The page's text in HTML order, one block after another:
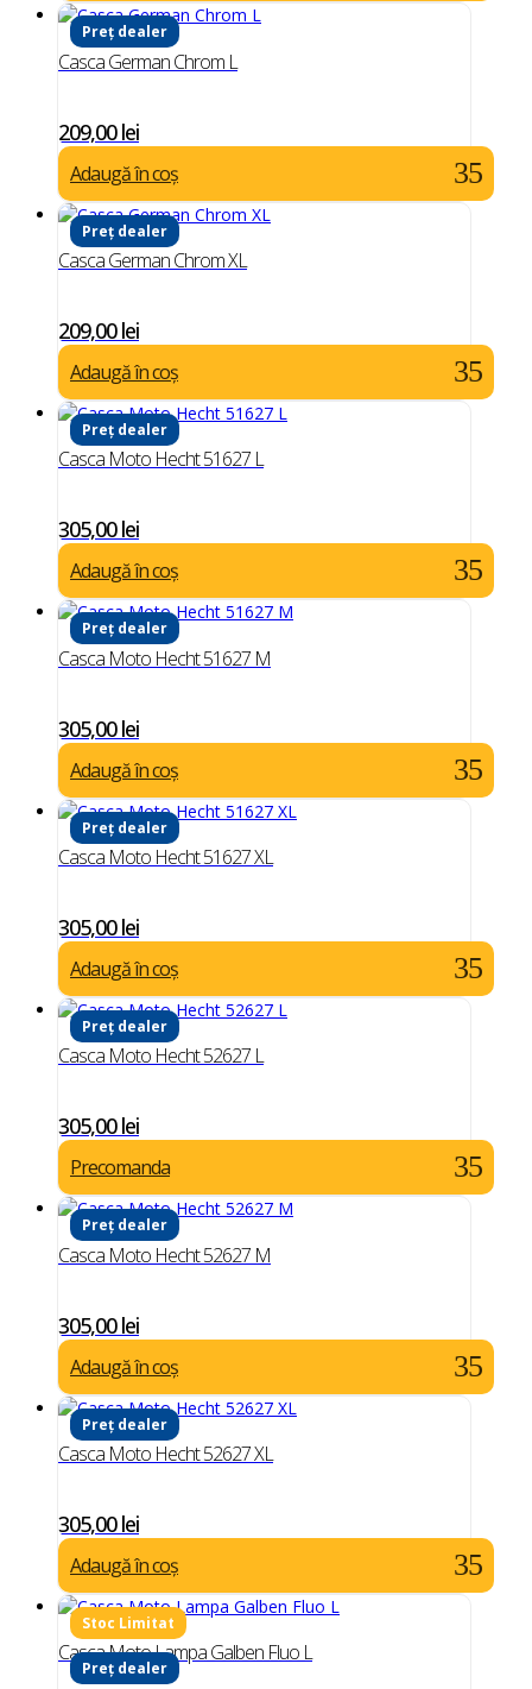
Preț dealer
Casca German Chrom L
209,00lei
Adaugă în coș
Preț dealer
Casca German Chrom XL
209,00lei
Adaugă în coș
Preț dealer
Casca Moto Hecht 51627 L
305,00lei
Adaugă în coș
Preț dealer
Casca Moto Hecht 51627 M
305,00lei
Adaugă în coș
Preț dealer
Casca Moto Hecht 51627 XL
305,00lei
Adaugă în coș
Preț dealer
Casca Moto Hecht 52627 L
305,00lei
Precomanda
Preț dealer
Casca Moto Hecht 52627 M
305,00lei
Adaugă în coș
Preț dealer
Casca Moto Hecht 52627 XL
305,00lei
Adaugă în coș
Preț dealer
Casca Moto Lampa Galben Fluo L